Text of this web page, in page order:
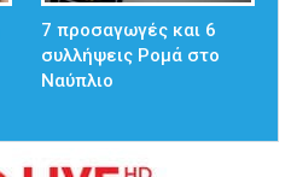
7 προσαγωγές και 6
συλλήψεις Ρομά στο
Ναύπλιο